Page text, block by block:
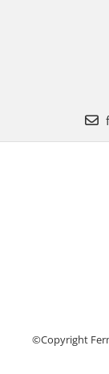
©Copyright